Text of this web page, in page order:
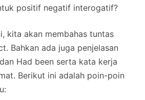
positif negatif interogatif?
kita akan membahas tuntas
Bahkan ada juga penjelasan
Had been serta kata kerja
Berikut ini adalah poin-poin